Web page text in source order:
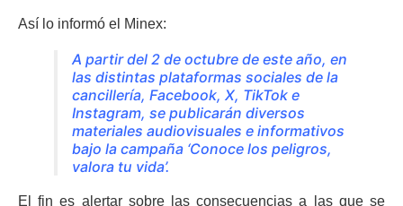
Así lo informó el Minex:
A partir del 2 de octubre de este año, en
las distintas plataformas sociales de la
cancillería, Facebook, X, TikTok e
Instagram, se publicarán diversos
materiales audiovisuales e informativos
bajo la campaña ‘Conoce los peligros,
valora tu vida’.
El fin es alertar sobre las consecuencias a las que se